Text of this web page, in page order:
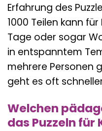
Erfahrung des
1000 Teilen kann
Tage oder sogar
in entspanntem
mehrere Personen
geht es oft
Welchen
das Puzzeln für